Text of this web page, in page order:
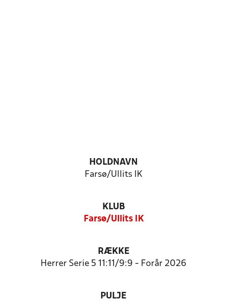
HOLDNAVN
Farsø/Ullits IK
KLUB
Farsø/Ullits IK
RÆKKE
Herrer Serie 5 11:11/9:9 - Forår 2026
PULJE